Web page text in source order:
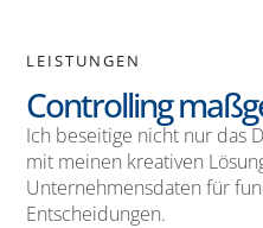
LEISTUNGEN
Controlling
Ich beseitige nicht nur das
mit meinen kreativen
Unternehmensdaten für
Entscheidungen.